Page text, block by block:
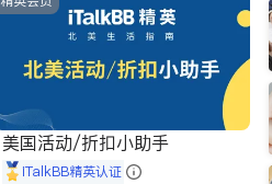
美国活动/折扣小助手
iTalkBB精英认证